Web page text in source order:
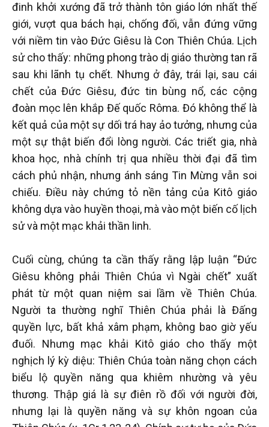
đinh khởi xướng đã trở thành tôn giáo lớn nhất thế
giới, vượt qua bách hại, chống đối, vẫn đứng vững
với niềm tin vào Đức Giêsu là Con Thiên Chúa. Lịch
sử cho thấy: những phong trào dị giáo thường tan rã
sau khi lãnh tụ chết. Nhưng ở đây, trái lại, sau cái
chết của Đức Giêsu, đức tin bùng nổ, các cộng
đoàn mọc lên khắp Đế quốc Rôma. Đó không thể là
kết quả của một sự dối trá hay ảo tưởng, nhưng của
một sự thật biến đổi lòng người. Các triết gia, nhà
khoa học, nhà chính trị qua nhiều thời đại đã tìm
cách phủ nhận, nhưng ánh sáng Tin Mừng vẫn soi
chiếu. Điều này chứng tỏ nền tảng của Kitô giáo
không dựa vào huyền thoại, mà vào một biến cố lịch
sử và một mạc khải thần linh.
Cuối cùng, chúng ta cần thấy rằng lập luận “Đức
Giêsu không phải Thiên Chúa vì Ngài chết” xuất
phát từ một quan niệm sai lầm về Thiên Chúa.
Người ta thường nghĩ Thiên Chúa phải là Đấng
quyền lực, bất khả xâm phạm, không bao giờ yếu
đuối. Nhưng mạc khải Kitô giáo cho thấy một
nghịch lý kỳ diệu: Thiên Chúa toàn năng chọn cách
biểu lộ quyền năng qua khiêm nhường và yêu
thương. Thập giá là sự điên rồ đối với người đời,
nhưng lại là quyền năng và sự khôn ngoan của